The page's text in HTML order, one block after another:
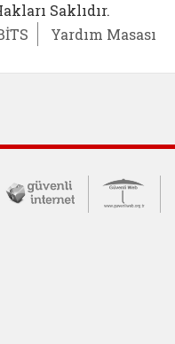
Saklıdır.
Yardım Masası
İletişim Merkezi
Güvende (yeni
Güvenli